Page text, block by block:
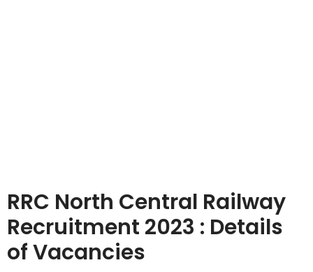
RRC North Central Railway
Recruitment 2023 : Details
of Vacancies